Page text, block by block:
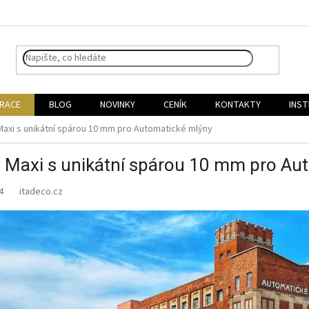
BLOG NOVINKY CENÍK KONTAKTY
s unikátní spárou 10 mm pro Automatické mlýny
Maxi s unikátní spárou 10 mm pro